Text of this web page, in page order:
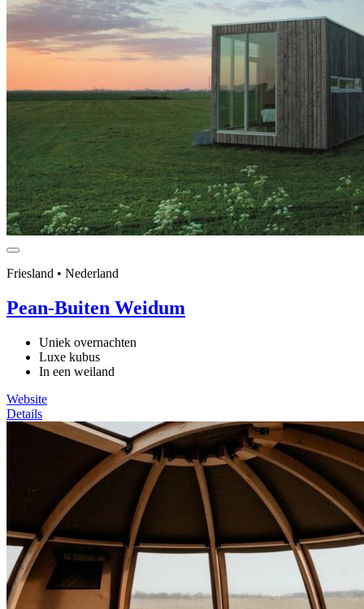
Friesland • Nederland
Pean-Buiten Weidum
Uniek overnachten
Luxe kubus
In een weiland
Website
Details